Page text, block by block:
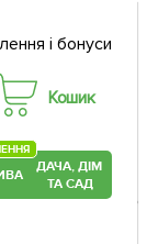
і бонуси
Кошик
ДАЧА, ДІМ
ТА САД